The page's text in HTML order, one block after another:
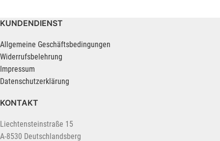
KUNDENDIENST
Allgemeine Geschäftsbedingungen
Widerrufsbelehrung
Impressum
Datenschutzerklärung
KONTAKT
Liechtensteinstraße 15
A-8530 Deutschlandsberg